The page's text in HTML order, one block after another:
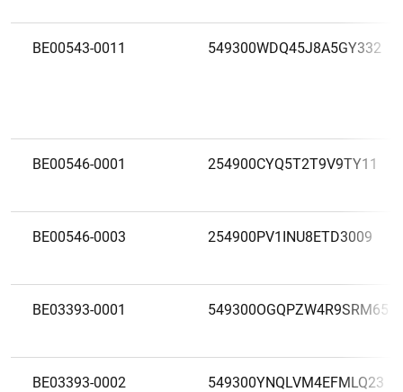
BE00543-0011 549300WDQ45J8A5GY332
BE00546-0001 254900CYQ5T2T9V9TY11
BE00546-0003 254900PV1INU8ETD3009
BE03393-0001 549300OGQPZW4R9SRM65
BE03393-0002 549300YNQLVM4EFMLQ23